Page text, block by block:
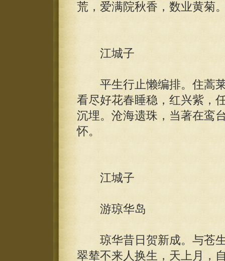
荒，爱满院秋香，数业黄菊
江城子
平生行止懒编排。住蒿莱
看尽好花春睡稳，红兴紫，
沉埋。沧海遗珠，当著在鸾
怀。
江城子
游琼华岛
琼华昔日贺新成。与苍生
翠辇不来人换生，天上月，